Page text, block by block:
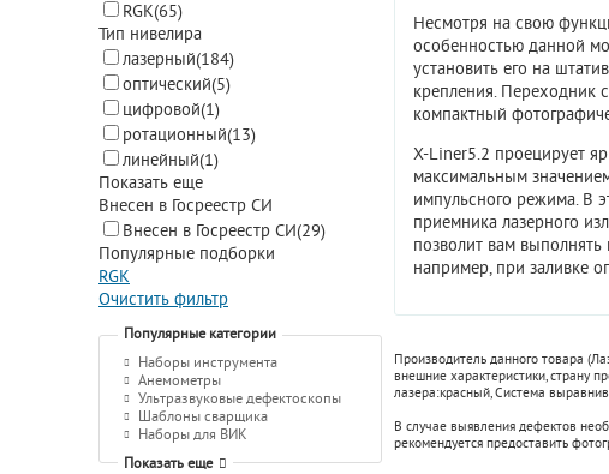
RGK(65)
Тип нивелира
лазерный(184)
оптический(5)
цифровой(1)
ротационный(13)
линейный(1)
Показать еще
Внесен в Госреестр СИ
Внесен в Госреестр СИ(29)
Популярные подборки
RGK
Очистить фильтр
Популярные категории
Наборы инструмента
Анемометры
Ультразвуковые дефектоскопы
Шаблоны сварщика
Наборы для ВИК
Показать еще
Несмотря на свою
особенностью данной
установить его на
крепления. Переходник
компактный
X-Liner5.2 проецирует
максимальным
импульсного режима. В
приемника лазерного
позволит вам
например, при заливке
Производитель данного товара
внешние характеристики, страну
лазера:красный,Система
В случае выявления дефектов
рекомендуется предоставить